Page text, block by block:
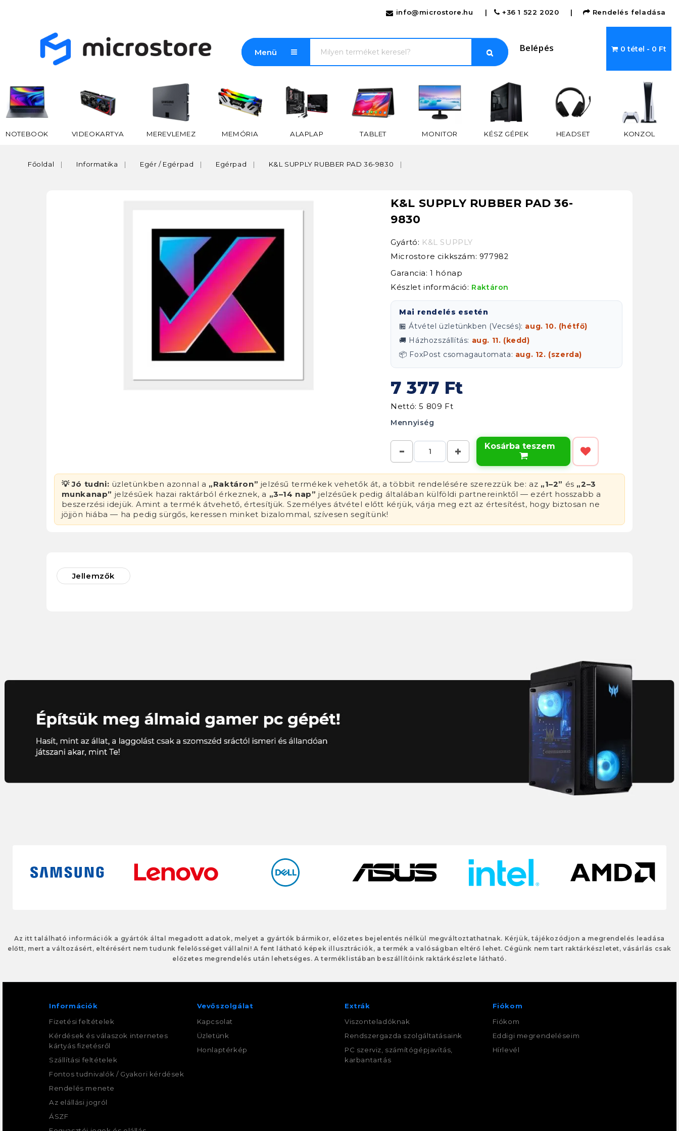
info@microstore.hu | +36 1 522 2020 | Rendelés feladása
Menü Belépés 0 tétel - 0 Ft
NOTEBOOK VIDEOKARTYA MEREVLEMEZ MEMÓRIA ALAPLAP TABLET MONITOR KÉSZ GÉPEK HEADSET KONZOL
Főoldal Informatika Egér / Egérpad Egérpad K&L SUPPLY RUBBER PAD 36-9830
K&L SUPPLY RUBBER PAD 36-
9830
Gyártó: K&L SUPPLY
Microstore cikkszám: 977982
Garancia: 1 hónap
Készlet információ: Raktáron
Mai rendelés esetén
🏪 Átvétel üzletünkben (Vecsés): aug. 10. (hétfő)
🚚 Házhozszállítás: aug. 11. (kedd)
📦 FoxPost csomagautomata: aug. 12. (szerda)
7 377 Ft
Nettó: 5 809 Ft
Mennyiség
Kosárba teszem

💡 Jó tudni: üzletünkben azonnal a „Raktáron” jelzésű termékek vehetők át, a többit rendelésére szerezzük be: az „1–2” és „2–3
munkanap” jelzésűek hazai raktárból érkeznek, a „3–14 nap” jelzésűek pedig általában külföldi partnereinktől — ezért hosszabb a
beszerzési idejük. Amint a termék átvehető, értesítjük. Személyes átvétel előtt kérjük, várja meg ezt az értesítést, hogy biztosan ne
jöjjön hiába — ha pedig sürgős, keressen minket bizalommal, szívesen segítünk!
Jellemzők
Az itt található információk a gyártók által megadott adatok, melyet a gyártók bármikor, előzetes bejelentés nélkül megváltoztathatnak. Kérjük, tájékozódjon a megrendelés leadása
előtt, mert a változásért, eltérésért nem tudunk felelősséget vállalni! A fent látható képek illusztrációk, a termék a valóságban eltérő lehet. Cégünk nem tart raktárkészletet, vásárlás csak
előzetes megrendelés után lehetséges. A terméklistában beszállítóink raktárkészlete látható.
Információk
Fizetési feltételek
Kérdések és válaszok internetes
kártyás fizetésről
Szállítási feltételek
Fontos tudnivalók / Gyakori kérdések
Rendelés menete
Az elállási jogról
ÁSZF
Vevőszolgálat
Kapcsolat
Üzletünk
Honlaptérkép
Extrák
Viszonteladóknak
Rendszergazda szolgáltatásaink
PC szerviz, számítógépjavítás,
karbantartás
Fiókom
Fiókom
Eddigi megrendeléseim
Hírlevél